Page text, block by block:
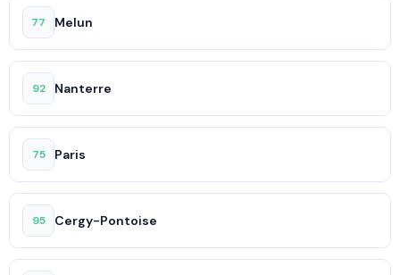
77 Melun
92 Nanterre
75 Paris
95 Cergy-Pontoise